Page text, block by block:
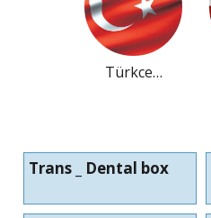
Türkce…
Trans _ Dental box